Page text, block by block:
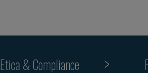
Etica & Compliance